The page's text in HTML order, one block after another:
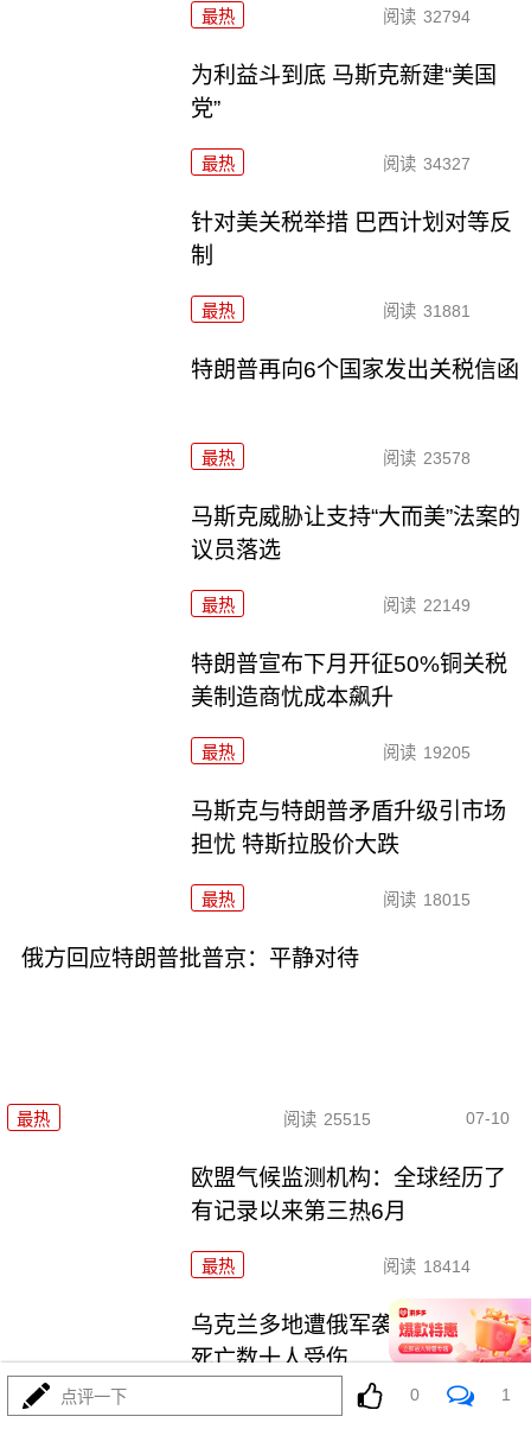
最热 阅读 32794
为利益斗到底 马斯克新建“美国
党”
最热 阅读 34327
针对美关税举措 巴西计划对等反
制
最热 阅读 31881
特朗普再向6个国家发出关税信函
最热 阅读 23578
马斯克威胁让支持“大而美”法案的
议员落选
最热 阅读 22149
特朗普宣布下月开征50%铜关税
美制造商忧成本飙升
最热 阅读 19205
马斯克与特朗普矛盾升级引市场
担忧 特斯拉股价大跌
最热 阅读 18015
俄方回应特朗普批普京：平静对待
最热 阅读 25515 07-10
欧盟气候监测机构：全球经历了
有记录以来第三热6月
最热 阅读 18414
乌克兰多地遭俄军袭击 至少4人
死亡数十人受伤
最热
点评一下 0 1